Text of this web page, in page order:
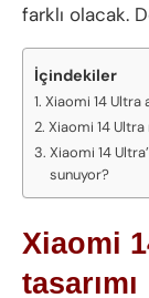
farklı olacak.
İçindekiler
Xiaomi 14 Ultra
Xiaomi 14 Ultra
Xiaomi 14
sunuyor?
Xiaomi
tasarımı